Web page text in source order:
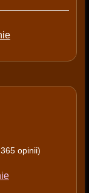
opinii)